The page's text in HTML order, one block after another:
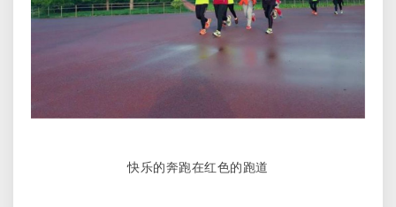
10
公
里，
快
州
跑
快乐的奔跑在红色的跑道